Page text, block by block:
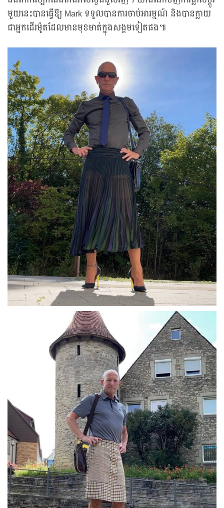
មួយនេះបានធ្វើឱ្យ Mark ទទួលបានការចាប់អារម្មណ៍ និងបានក្លាយ
ជាអ្នកដើរម៉ូតដែលមានមុខមាត់ក្នុងសង្គមទៀតផង៕